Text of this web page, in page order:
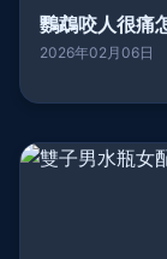
鸚鵡咬人很痛
2026年02月06日